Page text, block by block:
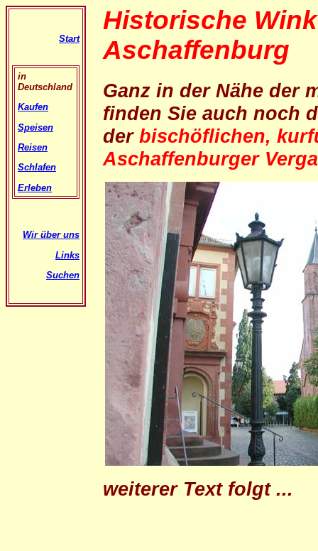
Start
in
Deutschland
Kaufen
Speisen
Reisen
Schlafen
Erleben
Wir über uns
Links
Suchen
Historische
Aschaffenburg
Ganz in der Nähe der
finden Sie auch noch
der bischöflichen,
Aschaffenburger
weiterer Text folgt ...